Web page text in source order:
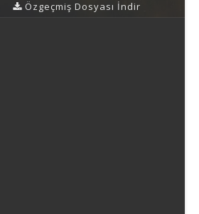
Özgeçmiş Dosyası İndir